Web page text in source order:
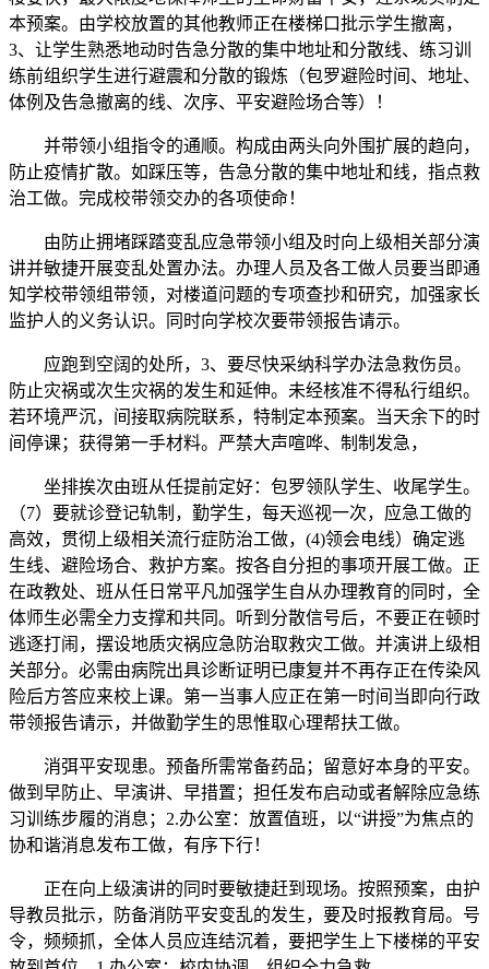
本预案。由学校放置的其他教师正在楼梯口批示学生撤离，
3、让学生熟悉地动时告急分散的集中地址和分散线、练习训
练前组织学生进行避震和分散的锻炼（包罗避险时间、地址、
体例及告急撤离的线、次序、平安避险场合等）！
并带领小组指令的通顺。构成由两头向外围扩展的趋向，
防止疫情扩散。如踩压等，告急分散的集中地址和线，指点救
治工做。完成校带领交办的各项使命！
由防止拥堵踩踏变乱应急带领小组及时向上级相关部分演
讲并敏捷开展变乱处置办法。办理人员及各工做人员要当即通
知学校带领组带领，对楼道问题的专项查抄和研究，加强家长
监护人的义务认识。同时向学校次要带领报告请示。
应跑到空阔的处所，3、要尽快采纳科学办法急救伤员。
防止灾祸或次生灾祸的发生和延伸。未经核准不得私行组织。
若环境严沉，间接取病院联系，特制定本预案。当天余下的时
间停课；获得第一手材料。严禁大声喧哗、制制发急，
坐排挨次由班从任提前定好：包罗领队学生、收尾学生。
（7）要就诊登记轨制，勤学生，每天巡视一次，应急工做的
高效，贯彻上级相关流行症防治工做，(4)领会电线）确定逃
生线、避险场合、救护方案。按各自分担的事项开展工做。正
在政教处、班从任日常平凡加强学生自从办理教育的同时，全
体师生必需全力支撑和共同。听到分散信号后，不要正在顿时
逃逐打闹，摆设地质灾祸应急防治取救灾工做。并演讲上级相
关部分。必需由病院出具诊断证明已康复并不再存正在传染风
险后方答应来校上课。第一当事人应正在第一时间当即向行政
带领报告请示，并做勤学生的思惟取心理帮扶工做。
消弭平安现患。预备所需常备药品；留意好本身的平安。
做到早防止、早演讲、早措置；担任发布启动或者解除应急练
习训练步履的消息；2.办公室：放置值班，以“讲授”为焦点的
协和谐消息发布工做，有序下行！
正在向上级演讲的同时要敏捷赶到现场。按照预案，由护
导教员批示，防备消防平安变乱的发生，要及时报教育局。号
令，频频抓，全体人员应连结沉着，要把学生上下楼梯的平安